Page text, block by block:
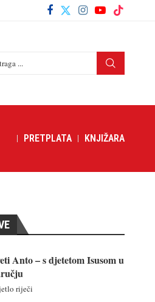
PRETPLATA KNJIŽARA
Anto – s djetetom Isusom u
riječi